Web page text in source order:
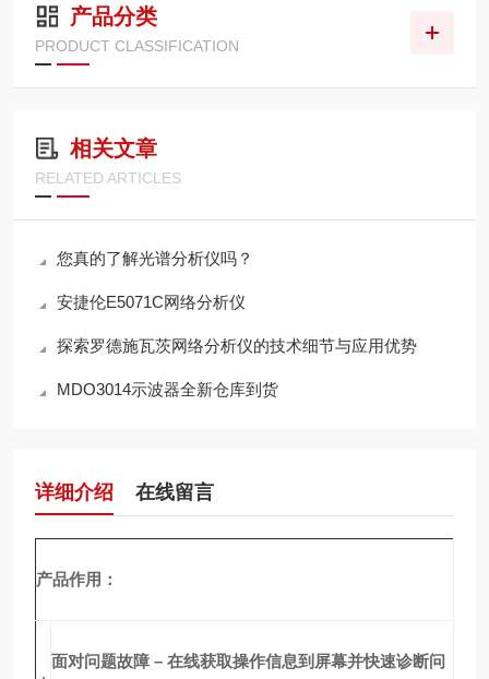
产品分类
PRODUCT CLASSIFICATION
相关文章
RELATED ARTICLES
您真的了解光谱分析仪吗？
安捷伦E5071C网络分析仪
探索罗德施瓦茨网络分析仪的技术细节与应用优势
MDO3014示波器全新仓库到货
详细介绍 在线留言
产品作用：
面对问题故障 – 在线获取操作信息到屏幕并快速诊断问